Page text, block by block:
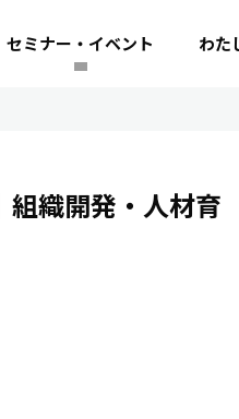
セミナー・イベント わた
｜組織開発・人材育